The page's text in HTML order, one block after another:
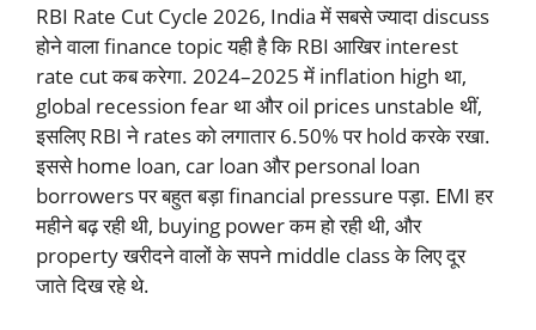
RBI Rate Cut Cycle 2026, India में सबसे ज्यादा discuss
होने वाला finance topic यही है कि RBI आखिर interest
rate cut कब करेगा. 2024–2025 में inflation high था,
global recession fear था और oil prices unstable थीं,
इसलिए RBI ने rates को लगातार 6.50% पर hold करके रखा.
इससे home loan, car loan और personal loan
borrowers पर बहुत बड़ा financial pressure पड़ा. EMI हर
महीने बढ़ रही थी, buying power कम हो रही थी, और
property खरीदने वालों के सपने middle class के लिए दूर
जाते दिख रहे थे.